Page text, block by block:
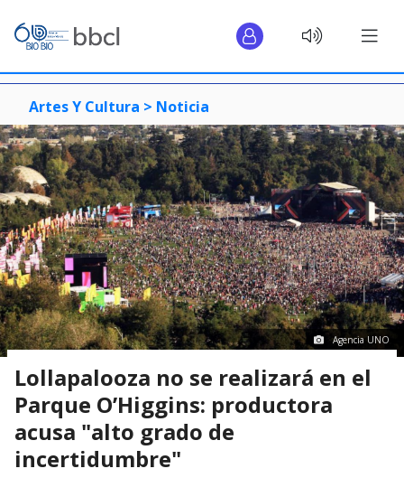
Artes Y Cultura > Noticia
Agencia UNO
Lollapalooza no se realizará en el
Parque O’Higgins: productora
acusa "alto grado de
incertidumbre"